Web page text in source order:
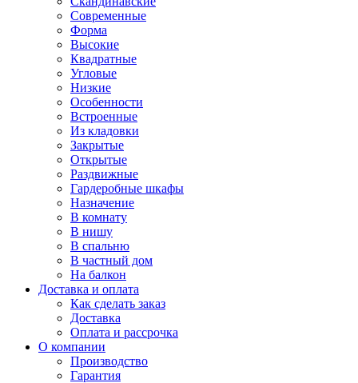
Современные
Форма
Высокие
Квадратные
Угловые
Низкие
Особенности
Встроенные
Из кладовки
Закрытые
Открытые
Раздвижные
Гардеробные шкафы
Назначение
В комнату
В нишу
В спальню
В частный дом
На балкон
Доставка и оплата
Как сделать заказ
Доставка
Оплата и рассрочка
О компании
Производство
Гарантия